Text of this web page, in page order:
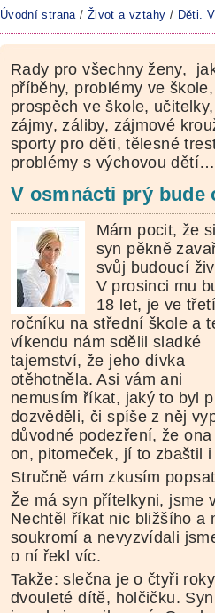
Úvodní strana / Život a vztahy / Děti.
Rady pro všechny ženy,
příběhy, problémy ve
prospěch ve škole,
zájmy, záliby, zájmové
sporty pro děti, tělesné
problémy s výchovou dětí…
V osmnácti prý bude
Mám pocit, že
syn pěkně
svůj budoucí
V prosinci mu
18 let, je ve
ročníku na střední škole a
víkendu nám sdělil sladké
tajemství, že jeho dívka
otěhotněla. Asi vám ani
nemusím říkat, jaký to byl
dozvěděli, či spíše z něj
důvodné podezření, že
on, pitomeček, jí to zbaštil
Stručně vám zkusím
Že má syn přítelkyni, jsme
Nechtěl říkat nic bližšího a
soukromí a nevyzvídali
o ní řekl víc.
Takže: slečna je o čtyři
dvouleté dítě, holčičku.